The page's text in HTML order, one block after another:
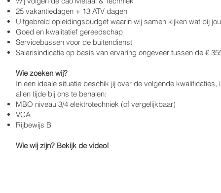
25 vakantiedagen + 13 ATV dagen
Uitgebreid opleidingsbudget waarin wij samen kijken wat bij
Goed en kwalitatief gereedschap
Servicebussen voor de buitendienst
Salarisindicatie op basis van ervaring ongeveer tussen de €
Wie zoeken wij?
In een ideale situatie beschik jij over de volgende kwalificaties,
allen tijde bij ons te behalen:
MBO niveau 3/4 elektrotechniek (of vergelijkbaar)
VCA
Rijbewijs B
Wie wij zijn? Bekijk de video!